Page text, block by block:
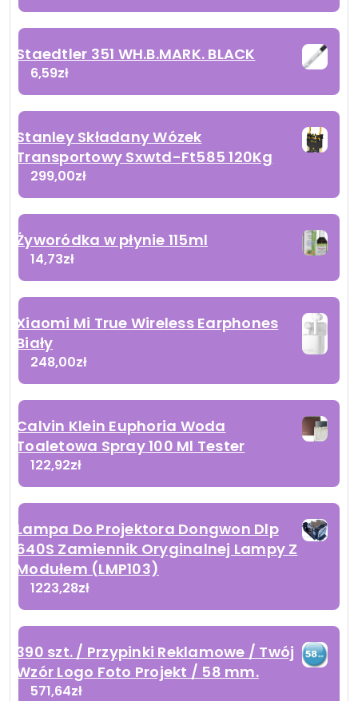
Staedtler 351 WH.B.MARK. BLACK
6,59zł
Stanley Składany Wózek
Transportowy Sxwtd-Ft585 120Kg
299,00zł
Żyworódka w płynie 115ml
14,73zł
Xiaomi Mi True Wireless Earphones
Biały
248,00zł
Calvin Klein Euphoria Woda
Toaletowa Spray 100 Ml Tester
122,92zł
Lampa Do Projektora Dongwon Dlp
640S Zamiennik Oryginalnej Lampy Z
Modułem (LMP103)
1223,28zł
390 szt. / Przypinki Reklamowe / Twój
Wzór Logo Foto Projekt / 58 mm.
571,64zł